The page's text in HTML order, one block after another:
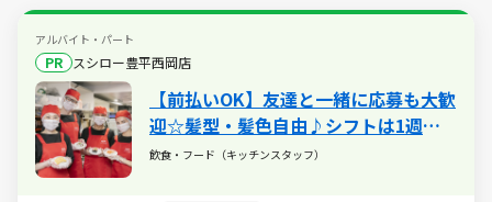
アルバイト・パート
PR スシロー豊平西岡店
【前払いOK】友達と一緒に応募も大歓
迎☆髪型・髪色自由♪シフトは1週間
ごとに調整可能なので無理なく働けま
飲食・フード（キッチンスタッフ）